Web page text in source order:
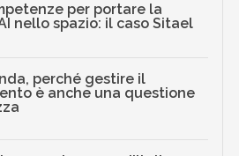
per portare la
nello spazio: il caso Sitael
perché gestire il
è anche una questione